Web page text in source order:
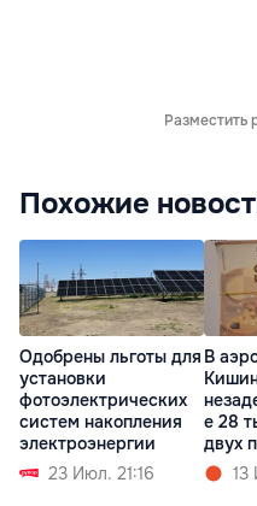
Разместить
Похожие
Одобрены льготы для
установки
фотоэлектрических
систем накопления
электроэнергии
23 Июл. 21:16
В
е 28
двух
13